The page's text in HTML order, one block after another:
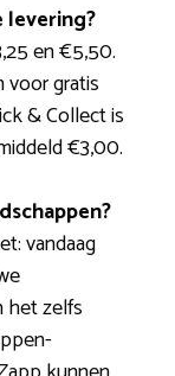
en €5,50.
voor gratis
& Collect is
€3,00.
vandaag
het zelfs